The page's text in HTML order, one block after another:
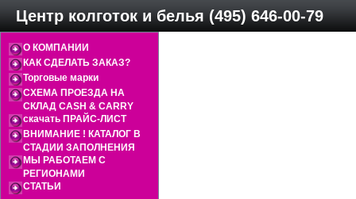
Центр колготок и белья (495) 646-00-79
О КОМПАНИИ
КАК СДЕЛАТЬ ЗАКАЗ?
Торговые марки
СХЕМА ПРОЕЗДА НА
СКЛАД CASH & CARRY
скачать ПРАЙС-ЛИСТ
ВНИМАНИЕ ! КАТАЛОГ В
СТАДИИ ЗАПОЛНЕНИЯ
МЫ РАБОТАЕМ С
РЕГИОНАМИ
СТАТЬИ